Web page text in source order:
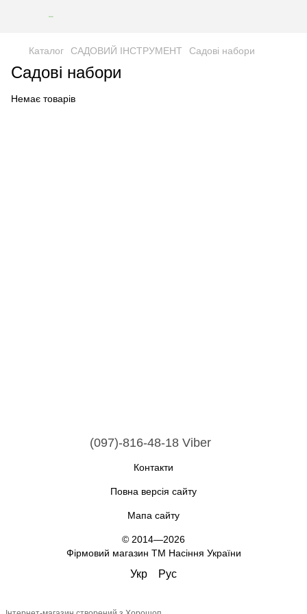
Каталог САДОВИЙ ІНСТРУМЕНТ Садові набори
Садові набори
Немає товарів
(097)-816-48-18 Viber
Контакти
Повна версія сайту
Мапа сайту
© 2014—2026
Фірмовий магазин ТМ Насіння України
Укр Рус